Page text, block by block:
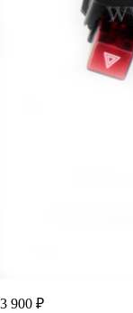
3 900 ₽